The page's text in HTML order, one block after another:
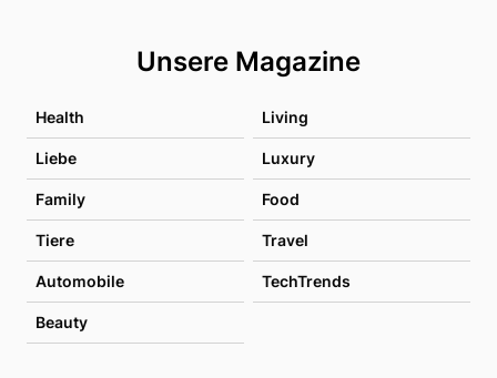
Unsere Magazine
Health Living
Liebe Luxury
Family Food
Tiere Travel
Automobile TechTrends
Beauty